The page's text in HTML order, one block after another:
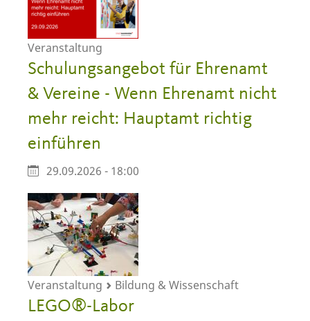
Veranstaltung
Schulungsangebot für Ehrenamt
& Vereine - Wenn Ehrenamt nicht
mehr reicht: Hauptamt richtig
einführen
29.09.2026 - 18:00
Veranstaltung Bildung & Wissenschaft
LEGO®-Labor